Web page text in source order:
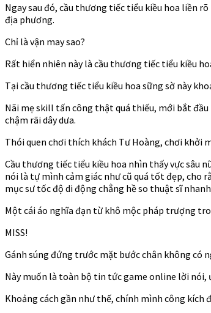
Ngay sau đó, cầu thương tiếc tiểu kiều hoa liền
địa phương.
Chỉ là vận may sao?
Rất hiển nhiên này là cầu thương tiếc tiểu kiều
Tại cầu thương tiếc tiểu kiều hoa sững sờ này
Nãi mẹ skill tấn công thật quá thiếu, mới bắt
chậm rãi dây dưa.
Thói quen chơi thích khách Tư Hoàng, chơi khởi
Cầu thương tiếc tiểu kiều hoa nhìn thấy vực sâu
nói là tự mình cảm giác như cũ quá tốt đẹp, cho
mục sư tốc độ di động chẳng hề so thuật sĩ
Một cái áo nghĩa đạn từ khô mộc pháp trượng
MISS!
Gánh súng đứng trước mặt bước chân không có
Này muốn là toàn bộ tin tức game online lời
Khoảng cách gần như thế, chính mình công kích